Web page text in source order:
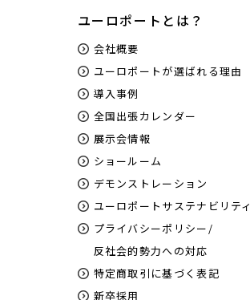
ユーロポートとは？
会社概要
ユーロポートが選ばれる理由
導入事例
全国出張カレンダー
展示会情報
ショールーム
デモンストレーション
ユーロポートサステナビリティ
プライバシーポリシー/
反社会的勢力への対応
特定商取引に基づく表記
新卒採用